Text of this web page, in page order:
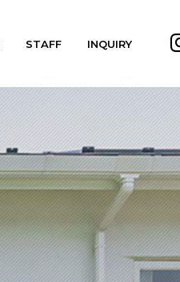
STAFF INQUIRY